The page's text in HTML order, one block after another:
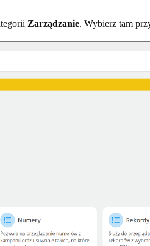
Zarządzanie. Wybierz tam